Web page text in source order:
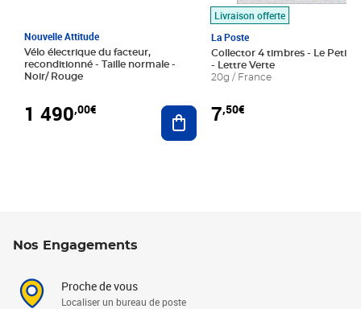
Nouvelle Attitude
Vélo électrique du facteur,
reconditionné - Taille normale -
Noir/ Rouge
1 490,00€ Ajouter au panier
Livraison offerte
La Poste
Collector 4 timbres - Le Petit
- Lettre Verte
20g / France
7,50€
Nos Engagements
Proche de vous
Localiser un bureau de poste